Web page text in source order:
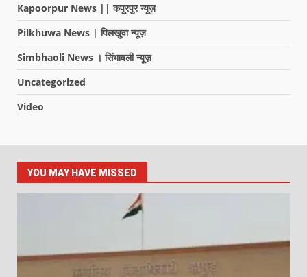
Kapoorpur News || कपूरपुर न्यूज़
Pilkhuwa News | पिलखुवा न्यूज़
Simbhaoli News । सिंभावली न्यूज़
Uncategorized
Video
YOU MAY HAVE MISSED